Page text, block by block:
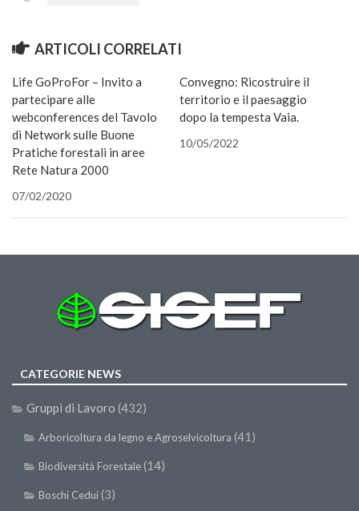
finestra)
ARTICOLI CORRELATI
Life GoProFor – Invito a
partecipare alle
webconferences del Tavolo
di Network sulle Buone
Pratiche forestali in aree
Rete Natura 2000
07/02/2020
Convegno: Ricostruire il
territorio e il paesaggio
dopo la tempesta Vaia.
10/05/2022
CATEGORIE NEWS
Gruppi di Lavoro (432)
Arboricoltura da legno e Agroselvicoltura (41)
Biodiversità Forestale(14)
Boschi Cedui(3)